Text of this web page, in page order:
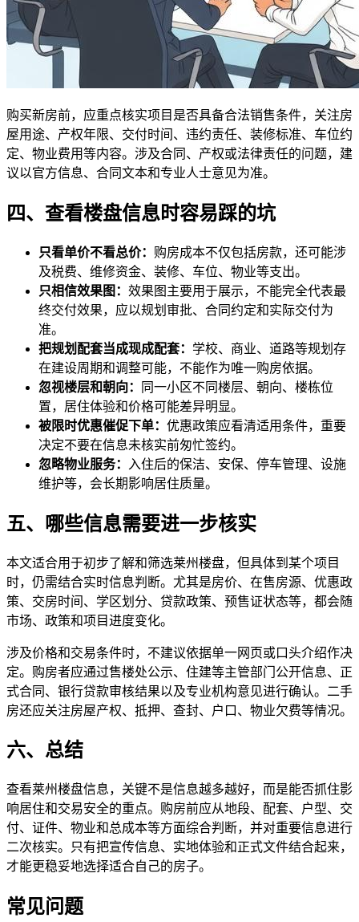
购买新房前，应重点核实项目是否具备合法销售条件，关注房
屋用途、产权年限、交付时间、违约责任、装修标准、车位约
定、物业费用等内容。涉及合同、产权或法律责任的问题，建
议以官方信息、合同文本和专业人士意见为准。
四、查看楼盘信息时容易踩的坑
只看单价不看总价： 购房成本不仅包括房款，还可能涉
及税费、维修资金、装修、车位、物业等支出。
只相信效果图： 效果图主要用于展示，不能完全代表最
终交付效果，应以规划审批、合同约定和实际交付为
准。
把规划配套当成现成配套： 学校、商业、道路等规划存
在建设周期和调整可能，不能作为唯一购房依据。
忽视楼层和朝向：
同一小区不同楼层、朝向、楼栋位
置，居住体验和价格可能差异明显。
被限时优惠催促下单： 优惠政策应看清适用条件，重要
决定不要在信息未核实前匆忙签约。
忽略物业服务：
入住后的保洁、安保、停车管理、设施
维护等，会长期影响居住质量。
五、哪些信息需要进一步核实
本文适合用于初步了解和筛选莱州楼盘，但具体到某个项目
时，仍需结合实时信息判断。尤其是房价、在售房源、优惠政
策、交房时间、学区划分、贷款政策、预售证状态等，都会随
市场、政策和项目进度变化。
涉及价格和交易条件时，不建议依据单一网页或口头介绍作决
定。购房者应通过售楼处公示、住建等主管部门公开信息、正
式合同、银行贷款审核结果以及专业机构意见进行确认。二手
房还应关注房屋产权、抵押、查封、户口、物业欠费等情况。
六、总结
查看莱州楼盘信息，关键不是信息越多越好，而是能否抓住影
响居住和交易安全的重点。购房前应从地段、配套、户型、交
付、证件、物业和总成本等方面综合判断，并对重要信息进行
二次核实。只有把宣传信息、实地体验和正式文件结合起来，
才能更稳妥地选择适合自己的房子。
常见问题